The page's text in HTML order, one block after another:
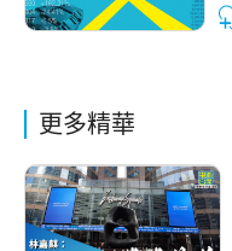
更多精華